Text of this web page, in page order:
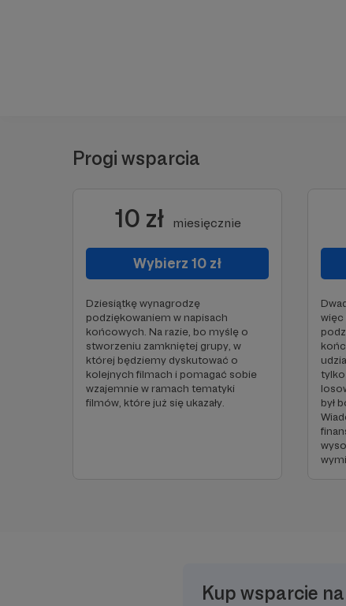
Progi wsparcia
10 zł miesięcznie
Wybierz 10 zł
Dziesiątkę wynagrodzę
podziękowaniem w napisach
końcowych. Na razie, bo myślę o
stworzeniu zamkniętej grupy, w
której będziemy dyskutować o
kolejnych filmach i pomagać sobie
wzajemnie w ramach tematyki
filmów, które już się ukazały.
więc
tylko
był
Kup wsparcie